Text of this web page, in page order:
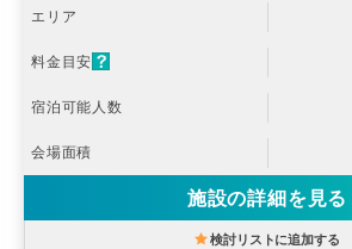
エリア
料金目安
宿泊可能人数
会場面積
施設の詳細を見る
検討リストに追加する